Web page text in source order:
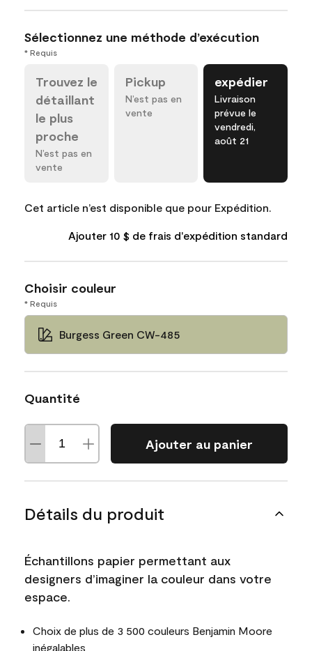
Sélectionnez une méthode d’exécution
* Requis
Trouvez le
détaillant
le plus
proche
N’est pas en
vente
Pickup
N’est pas en
vente
expédier
Livraison
prévue le
vendredi,
août 21
Cet article n’est disponible que pour Expédition.
Ajouter 10 $ de frais d'expédition standard
Choisir couleur
* Requis
Burgess Green CW-485
Quantité
Ajouter au panier
Détails du produit
Échantillons papier permettant aux
designers d’imaginer la couleur dans votre
espace.
Choix de plus de 3 500 couleurs Benjamin Moore
inégalables